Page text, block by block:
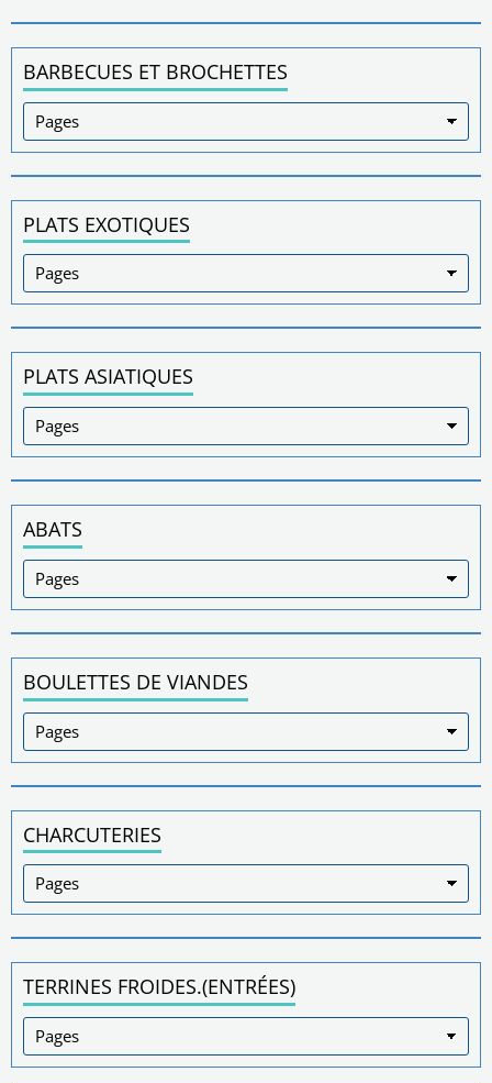
BARBECUES ET BROCHETTES
PLATS EXOTIQUES
PLATS ASIATIQUES
ABATS
BOULETTES DE VIANDES
CHARCUTERIES
TERRINES FROIDES.(ENTRÉES)